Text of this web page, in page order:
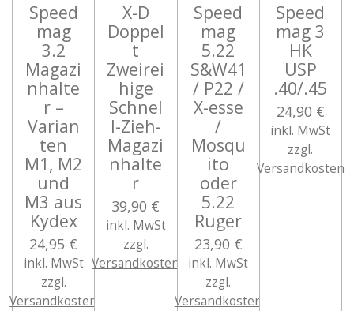
Speed
mag
3.2
Magazi
nhalte
r –
Varian
ten
M1, M2
und
M3 aus
Kydex
24,95 €
inkl. MwSt
zzgl.
Versandkosten
X-D
Doppel
t
Zweirei
hige
Schnel
l-Zieh-
Magazi
nhalte
r
39,90 €
inkl. MwSt
zzgl.
Versandkosten
Speed
mag
5.22
S&W41
/ P22 /
X-esse
/
Mosqu
ito
oder
5.22
Ruger
23,90 €
inkl. MwSt
zzgl.
Versandkosten
Speed
mag 3
HK
USP
.40/.45
24,90 €
inkl. MwSt
zzgl.
Versandkosten